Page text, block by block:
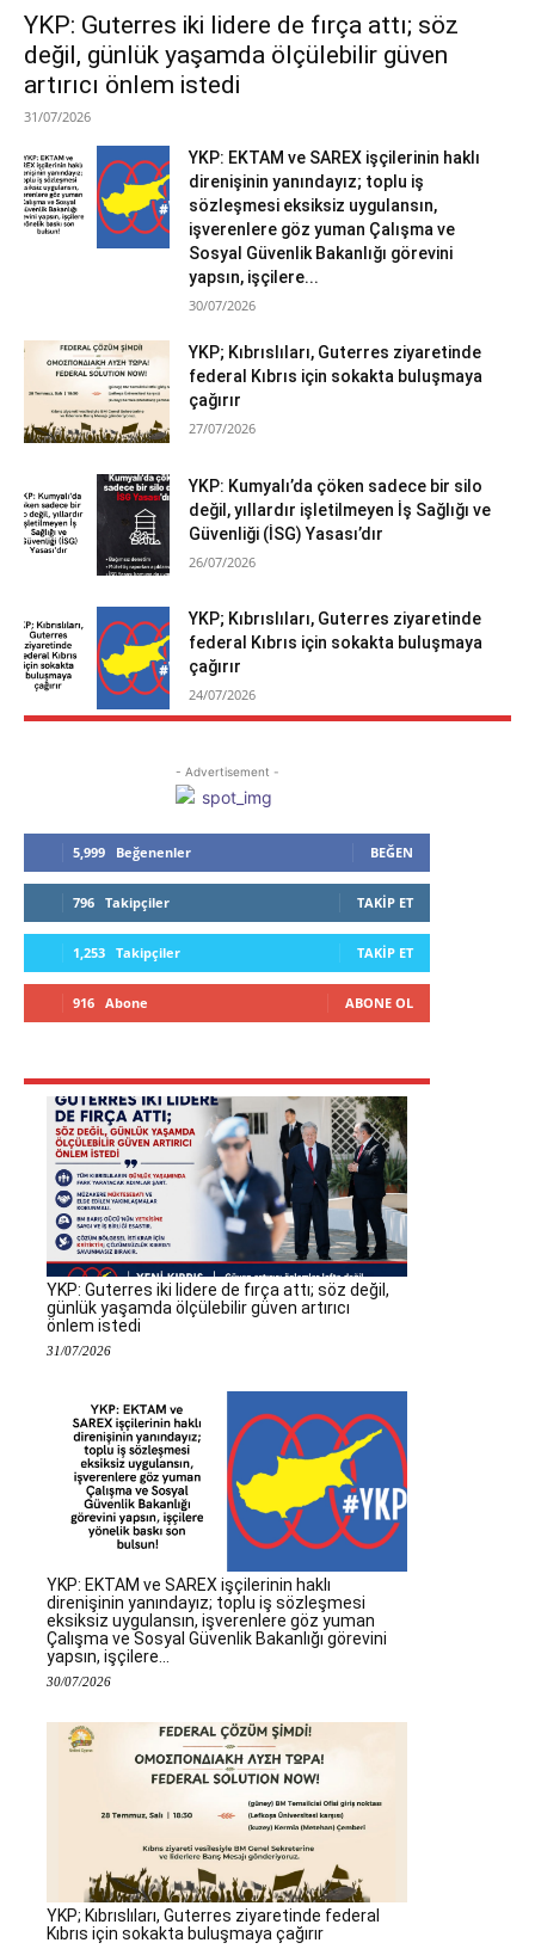
YKP: Guterres iki lidere de fırça attı; söz
değil, günlük yaşamda ölçülebilir güven
artırıcı önlem istedi
31/07/2026
YKP: EKTAM ve SAREX işçilerinin haklı
direnişinin yanındayız; toplu iş
sözleşmesi eksiksiz uygulansın,
işverenlere göz yuman Çalışma ve
Sosyal Güvenlik Bakanlığı görevini
yapsın, işçilere...
30/07/2026
YKP; Kıbrıslıları, Guterres ziyaretinde
federal Kıbrıs için sokakta buluşmaya
çağırır
27/07/2026
YKP: Kumyalı’da çöken sadece bir silo
değil, yıllardır işletilmeyen İş Sağlığı ve
Güvenliği (İSG) Yasası’dır
26/07/2026
YKP; Kıbrıslıları, Guterres ziyaretinde
federal Kıbrıs için sokakta buluşmaya
çağırır
24/07/2026
- Advertisement -
5,999 Beğenenler BEĞEN
796 Takipçiler TAKIP ET
1,253 Takipçiler TAKIP ET
916 Abone ABONE OL
YKP: Guterres iki lidere de fırça attı; söz değil,
günlük yaşamda ölçülebilir güven artırıcı
önlem istedi
31/07/2026
YKP: EKTAM ve SAREX işçilerinin haklı
direnişinin yanındayız; toplu iş sözleşmesi
eksiksiz uygulansın, işverenlere göz yuman
Çalışma ve Sosyal Güvenlik Bakanlığı görevini
yapsın, işçilere...
30/07/2026
YKP; Kıbrıslıları, Guterres ziyaretinde federal
Kıbrıs için sokakta buluşmaya çağırır